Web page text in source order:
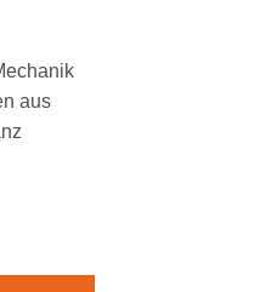
aus